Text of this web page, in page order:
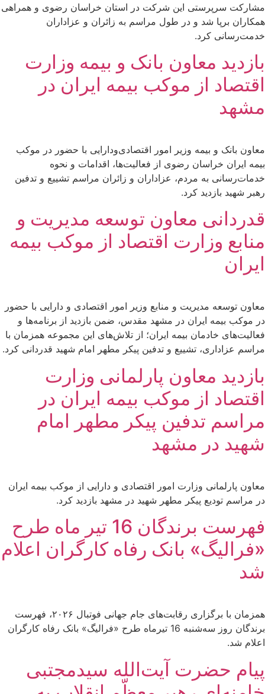
مشارکت سرپرستی این شرکت در استان خراسان رضوی و همراهی
همکاران برپا شد و در طول مراسم به زائران و عزاداران
خدمت‌رسانی کرد.
بازدید معاون بانک و بیمه وزارت
اقتصاد از موکب بیمه ایران در
مشهد
معاون بانک و بیمه وزیر امور اقتصادی‌ودارایی با حضور در موکب
بیمه ایران خراسان رضوی از فعالیت‌ها، اقدامات و نحوه
خدمات‌رسانی به مردم، عزاداران و زائران مراسم تشییع و تدفین
رهبر شهید بازدید کرد.
قدردانی معاون توسعه مدیریت و
منابع وزارت اقتصاد از موکب بیمه
ایران
معاون توسعه مدیریت و منابع وزیر امور اقتصادی و دارایی با حضور
در موکب بیمه ایران در مشهد مقدس، ضمن بازدید از برنامه‌ها و
فعالیت‌های خادمان بیمه ایران؛ از تلاش‌های این مجموعه همزمان با
مراسم عزاداری، تشییع و تدفین پیکر مطهر امام شهید قدردانی کرد.
بازدید معاون پارلمانی وزارت
اقتصاد از موکب بیمه ایران در
مراسم تدفین پیکر مطهر امام
شهید در مشهد
معاون پارلمانی وزارت امور اقتصادی و دارایی از موکب بیمه ایران
در مراسم تودیع پیکر مطهر شهید در مشهد بازدید کرد.
فهرست برندگان 16 تیر ماه طرح
«فرالیگ» بانک رفاه کارگران اعلام
شد
همزمان با برگزاری رقابت‌های جام جهانی فوتبال ۲۰۲۶، فهرست
برندگان روز سه‌شنبه 16 تیرماه طرح «فرالیگ» بانک رفاه کارگران
اعلام شد.
پیام حضرت آیت‌الله سیدمجتبی